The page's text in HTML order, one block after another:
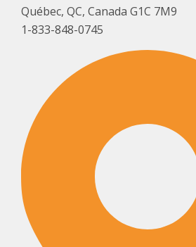
Québec, QC, Canada G1C 7M9
1-833-848-0745